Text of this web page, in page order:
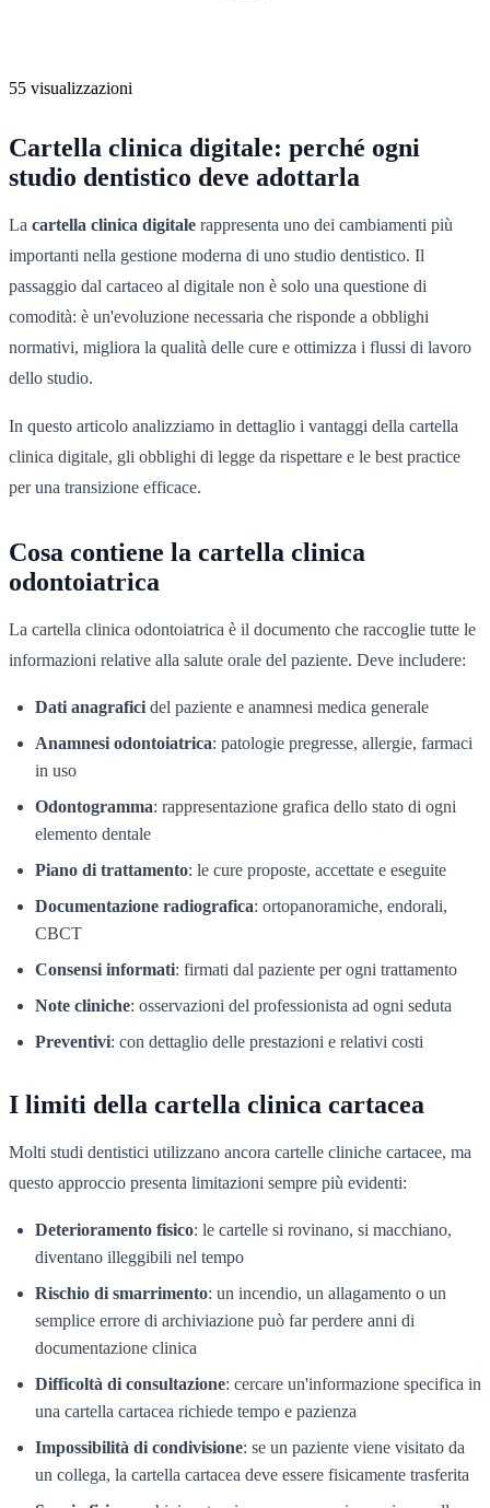
55 visualizzazioni
Cartella clinica digitale: perché ogni
studio dentistico deve adottarla
La cartella clinica digitale rappresenta uno dei cambiamenti più
importanti nella gestione moderna di uno studio dentistico. Il
passaggio dal cartaceo al digitale non è solo una questione di
comodità: è un'evoluzione necessaria che risponde a obblighi
normativi, migliora la qualità delle cure e ottimizza i flussi di lavoro
dello studio.
In questo articolo analizziamo in dettaglio i vantaggi della cartella
clinica digitale, gli obblighi di legge da rispettare e le best practice
per una transizione efficace.
Cosa contiene la cartella clinica
odontoiatrica
La cartella clinica odontoiatrica è il documento che raccoglie tutte le
informazioni relative alla salute orale del paziente. Deve includere:
Dati anagrafici del paziente e anamnesi medica generale
Anamnesi odontoiatrica: patologie pregresse, allergie, farmaci
in uso
Odontogramma: rappresentazione grafica dello stato di ogni
elemento dentale
Piano di trattamento: le cure proposte, accettate e eseguite
Documentazione radiografica: ortopanoramiche, endorali,
CBCT
Consensi informati: firmati dal paziente per ogni trattamento
Note cliniche: osservazioni del professionista ad ogni seduta
Preventivi: con dettaglio delle prestazioni e relativi costi
I limiti della cartella clinica cartacea
Molti studi dentistici utilizzano ancora cartelle cliniche cartacee, ma
questo approccio presenta limitazioni sempre più evidenti:
Deterioramento fisico: le cartelle si rovinano, si macchiano,
diventano illeggibili nel tempo
Rischio di smarrimento: un incendio, un allagamento o un
semplice errore di archiviazione può far perdere anni di
documentazione clinica
Difficoltà di consultazione: cercare un'informazione specifica in
una cartella cartacea richiede tempo e pazienza
Impossibilità di condivisione: se un paziente viene visitato da
un collega, la cartella cartacea deve essere fisicamente trasferita